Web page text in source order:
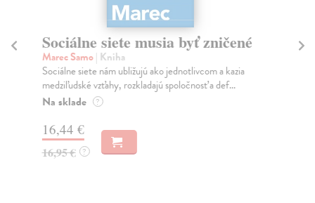
Sociálne siete musia byť zničené
Marec Samo| Kniha
Sociálne siete nám ubližujú ako jednotlivcom a kazia
medziľudské vzťahy, rozkladajú spoločnosť a def...
Na sklade ?
16,44 €
16,95 € ?